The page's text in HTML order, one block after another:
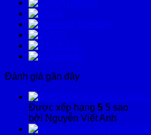
Đánh giá gần đây
Được xếp hạng 5 5 sao
bởi Nguyễn Viết Anh